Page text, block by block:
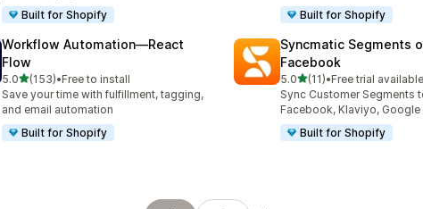
Built for Shopify
Built for Shopify
Workflow Automation—React
Flow
5.05つ星中
(153)
合計レビュー数：153件
•Free to install
Save your time with fulfillment, tagging,
and email automation
Built for Shopify
Syncmatic Segments
Facebook
5.05つ星中
(11)
合計レビュー数：11件
•Free trial available
Sync Customer Segments
Facebook, Klaviyo, Google
Built for Shopify